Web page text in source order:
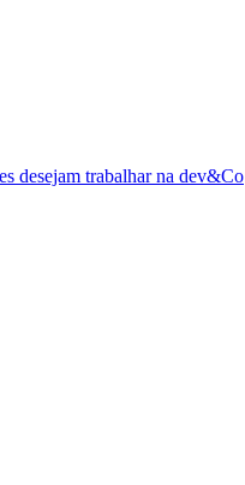
desejam trabalhar na dev&Co